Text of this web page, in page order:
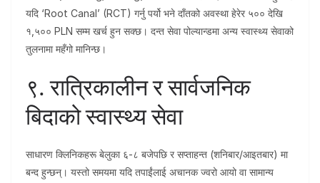
यदि ‘Root Canal’ (RCT) गर्नु पर्यो भने दाँतको अवस्था हेरेर ५०० देखि
१,५०० PLN सम्म खर्च हुन सक्छ। दन्त सेवा पोल्यान्डमा अन्य स्वास्थ्य सेवाको
तुलनामा महँगो मानिन्छ।
९. रात्रिकालीन र सार्वजनिक
बिदाको स्वास्थ्य सेवा
साधारण क्लिनिकहरू बेलुका ६-८ बजेपछि र सप्ताहन्त (शनिबार/आइतबार) मा
बन्द हुन्छन्। यस्तो समयमा यदि तपाईंलाई अचानक ज्वरो आयो वा सामान्य